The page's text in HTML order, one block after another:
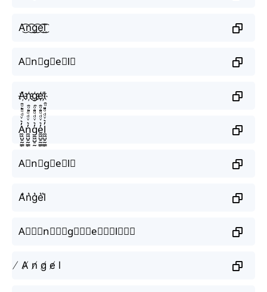
A͜͡n͜͡g͜͡e͜͡l͜͡
A⃟n⃟g⃟e⃟l⃟
A҉n҉g҉e҉l҉
A̼͖̺̠̰͇̙̓͛ͮͩͦ̎ͦ̑ͅn̼͖̺̠̰͇̙̓͛ͮͩͦ̎ͦ̑ͅg̼͖̺̠̰͇̙̓͛ͮͩͦ̎ͦ̑ͅe̼͖̺̠̰͇̙̓͛ͮͩͦ̎ͦ̑ͅl̼͖̺̠̰͇̙̓͛ͮͩͦ̎ͦ̑ͅ
A⃗n⃗g⃗e⃗l⃗
A͛n͛g͛e͛l͛
A⃒⃒⃒n⃒⃒⃒g⃒⃒⃒e⃒⃒⃒l⃒⃒⃒
̸ A̸ n̸ g̸ e̸ l